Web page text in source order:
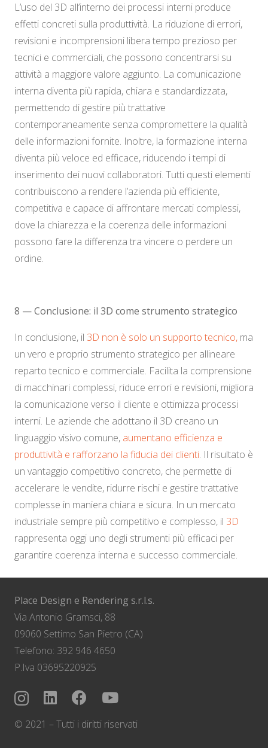
L’uso del 3D all’interno dei processi interni produce
effetti concreti sulla produttività. La riduzione di errori,
revisioni e incomprensioni libera tempo prezioso per
tecnici e commerciali, che possono concentrarsi su
attività a maggiore valore aggiunto. La comunicazione
interna diventa più rapida, chiara e standardizzata,
permettendo di gestire più trattative
contemporaneamente senza compromettere la qualità
delle informazioni fornite. Inoltre, la formazione interna
diventa più veloce ed efficace, riducendo i tempi di
inserimento dei nuovi collaboratori. Tutti questi elementi
contribuiscono a rendere l’azienda più efficiente,
competitiva e capace di affrontare mercati complessi,
dove la chiarezza e la coerenza delle informazioni
possono fare la differenza tra vincere o perdere un
ordine.
8 — Conclusione: il 3D come strumento strategico
In conclusione, il 3D non è solo un supporto tecnico, ma
un vero e proprio strumento strategico per allineare
reparto tecnico e commerciale. Facilita la comprensione
di macchinari complessi, riduce errori e revisioni, migliora
la comunicazione verso il cliente e ottimizza processi
interni. Le aziende che adottano il 3D creano un
linguaggio visivo comune, aumentano efficienza e
produttività e rafforzano la fiducia dei clienti. Il risultato è
un vantaggio competitivo concreto, che permette di
accelerare le vendite, ridurre rischi e gestire trattative
complesse in maniera chiara e sicura. In un mercato
industriale sempre più competitivo e complesso, il 3D
rappresenta oggi uno degli strumenti più efficaci per
garantire coerenza interna e successo commerciale.
Place Design e Rendering s.r.l.s.
Via Antonio Gramsci, 88
09060 Settimo San Pietro (CA)
Telefono: 392 946 4650
P.Iva 03695220925
© 2021 – Tutti i diritti riservati